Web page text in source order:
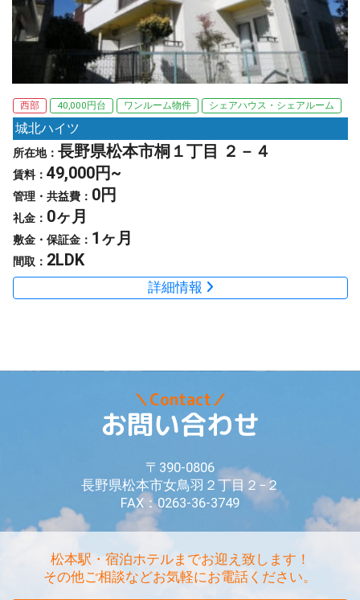
西部 40,000円台 ワンルーム物件 シェアハウス・シェアルーム
城北ハイツ
所在地： 長野県松本市桐１丁目 ２－４
賃料： 49,000円~
管理・共益費： 0円
礼金： 0ヶ月
敷金・保証金： 1ヶ月
間取： 2LDK
詳細情報
＼Contact／
お問い合わせ
〒390-0806
長野県松本市女鳥羽２丁目２−２
FAX：0263-36-3749
松本駅・宿泊ホテルまでお迎え致します！
その他ご相談などお気軽にお電話ください。